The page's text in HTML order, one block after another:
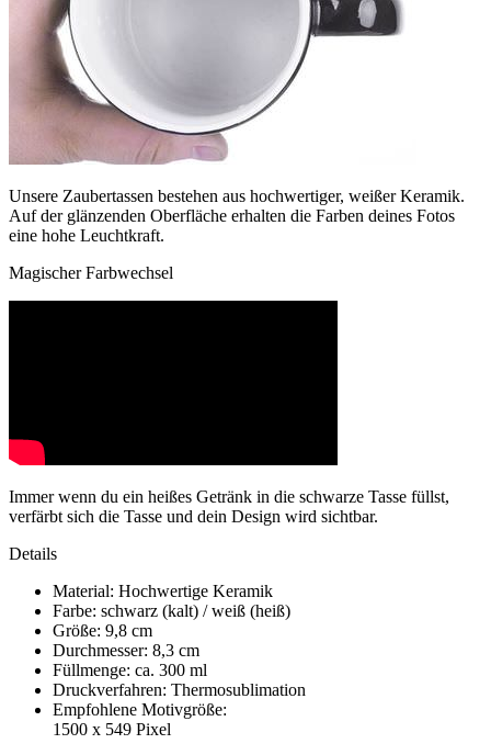
Unsere Zaubertassen bestehen aus hochwertiger, weißer Keramik.
Auf der glänzenden Oberfläche erhalten die Farben deines Fotos
eine hohe Leuchtkraft.
Magischer Farbwechsel
Immer wenn du ein heißes Getränk in die schwarze Tasse füllst,
verfärbt sich die Tasse und dein Design wird sichtbar.
Details
Material: Hochwertige Keramik
Farbe: schwarz (kalt) / weiß (heiß)
Größe: 9,8 cm
Durchmesser: 8,3 cm
Füllmenge: ca. 300 ml
Druckverfahren: Thermosublimation
Empfohlene Motivgröße:
1500 x 549 Pixel